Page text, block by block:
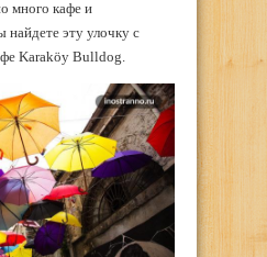
много кафе и
найдете эту улочку с
Karaköy Bulldog.